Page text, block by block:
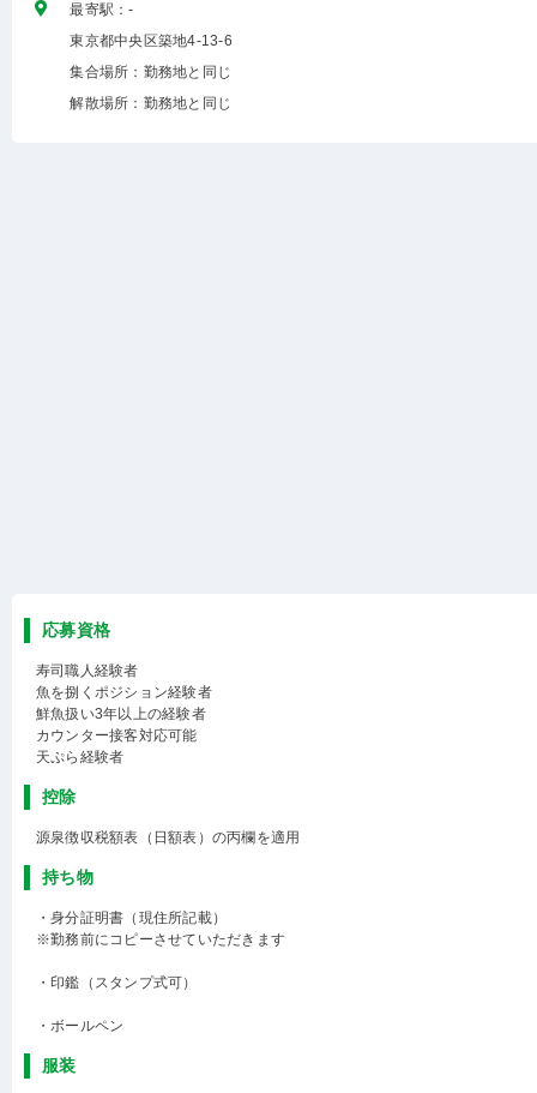
最寄駅：-
東京都中央区築地4-13-6
集合場所：勤務地と同じ
解散場所：勤務地と同じ
応募資格
寿司職人経験者
魚を捌くポジション経験者
鮮魚扱い3年以上の経験者
カウンター接客対応可能
天ぷら経験者
控除
源泉徴収税額表（日額表）の丙欄を適用
持ち物
・身分証明書（現住所記載）
※勤務前にコピーさせていただきます
・印鑑（スタンプ式可）
・ボールペン
服装